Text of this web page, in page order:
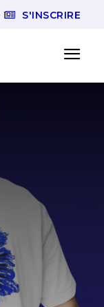
S'INSCRIRE